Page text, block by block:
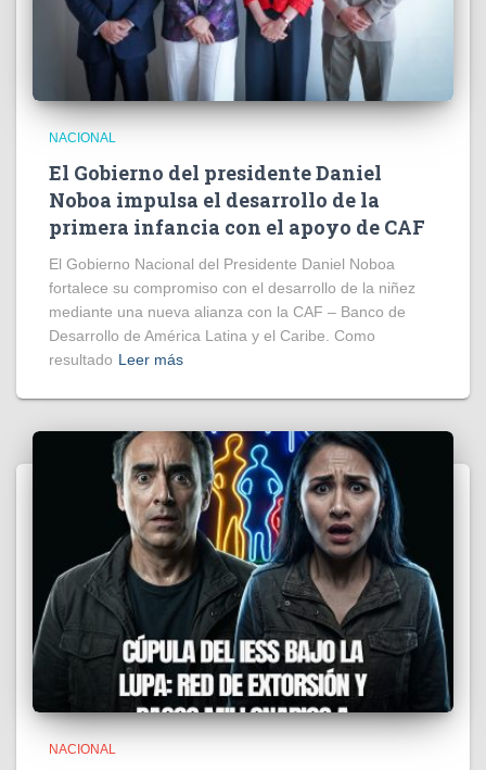
NACIONAL
El Gobierno del presidente Daniel
Noboa impulsa el desarrollo de la
primera infancia con el apoyo de CAF
El Gobierno Nacional del Presidente Daniel Noboa
fortalece su compromiso con el desarrollo de la niñez
mediante una nueva alianza con la CAF – Banco de
Desarrollo de América Latina y el Caribe. Como
resultado Leer más
NACIONAL